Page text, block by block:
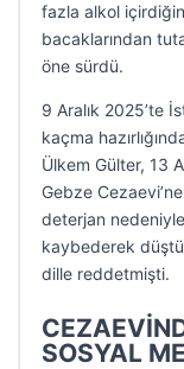
fazla alkol
bacaklarından
öne sürdü.
9 Aralık 2025’te
kaçma
Ülkem Gülter, 13
Gebze
deterjan
kaybederek
dille reddetmişti.
SOSYAL